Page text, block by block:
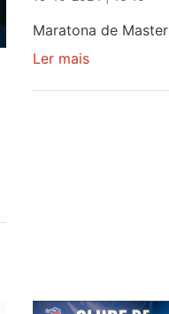
Maratona de
Ler maissobre